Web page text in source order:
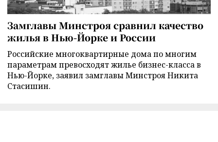
Замглавы Минстроя сравнил качество
жилья в Нью-Йорке и России
Российские многоквартирные дома по многим
параметрам превосходят жилье бизнес-класса в
Нью-Йорке, заявил замглавы Минстроя Никита
Стасишин.